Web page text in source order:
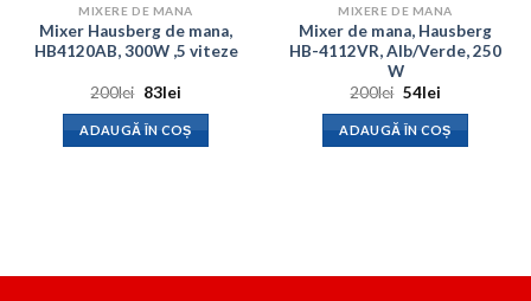
MIXERE DE MANA
Mixer Hausberg de mana,
HB4120AB, 300W ,5 viteze
200lei Prețul
a
fost:
200lei.
83leiPrețul
este:
83lei.
ADAUGĂ ÎN COȘ
MIXERE DE MANA
Mixer de mana, Hausberg
HB-4112VR, Alb/Verde, 250
W
200lei Prețul
a
fost:
200lei.
54leiPrețul
este:
54lei.
ADAUGĂ ÎN COȘ